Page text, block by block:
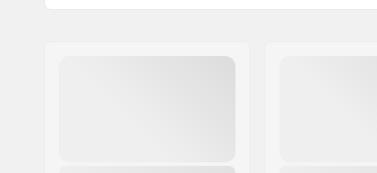
Crankin Akselin Halkaisija:
22mm